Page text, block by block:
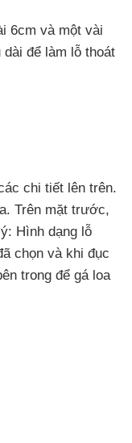
6cm và một vài
dài để làm lỗ thoát
chi tiết lên trên.
. Trên mặt trước,
Hình dạng lỗ
chọn và khi đục
trong để gá loa